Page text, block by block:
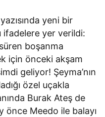
yeni bir
ifadelere yer verildi:
boşanma
için önceki akşam
geliyor! Şeyma’nın
özel uçakla
Burak Ateş de
önce Meedo ile balayı